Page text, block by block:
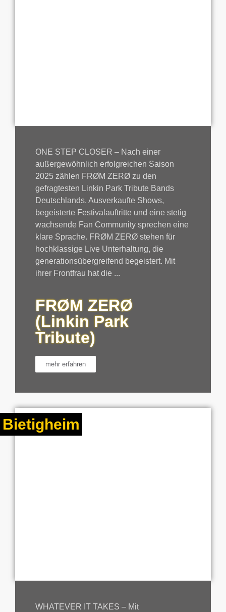
ONE STEP CLOSER – Nach einer
außergewöhnlich erfolgreichen Saison
2025 zählen FRØM ZERØ zu den
gefragtesten Linkin Park Tribute Bands
Deutschlands. Ausverkaufte Shows,
begeisterte Festivalauftritte und eine stetig
wachsende Fan Community sprechen eine
klare Sprache. FRØM ZERØ stehen für
hochklassige Live Unterhaltung, die
generationsübergreifend begeistert. Mit
ihrer Frontfrau hat die ...
FRØM ZERØ
(Linkin Park
Tribute)
mehr erfahren
Bietigheim
WHATEVER IT TAKES – Mit